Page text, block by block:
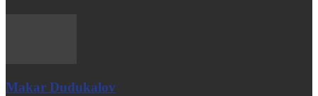
Makar Dudukalov